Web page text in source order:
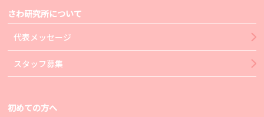
さわ研究所について
代表メッセージ
スタッフ募集
初めての方へ